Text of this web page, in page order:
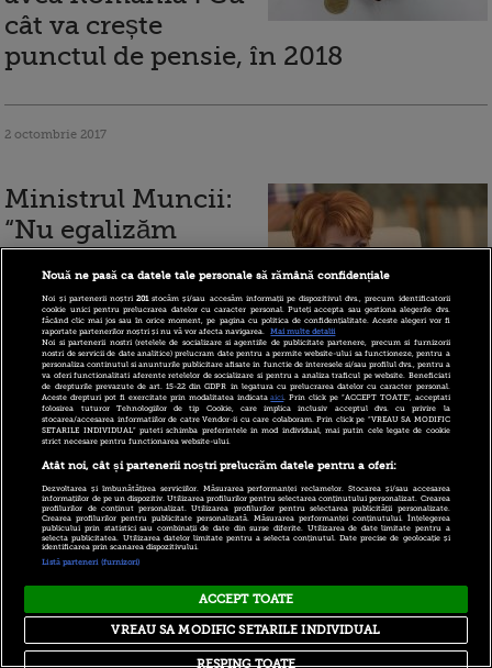
cât va crește
punctul de pensie, în 2018
2 octombrie 2017
Ministrul Muncii:
“Nu egalizăm
pensionare pentru
femei și bărbați, nu
avem același
standard de viață ca în Uniunea
Europeană”
23 august 2017
Ministrul Muncii
are trei variante de
modificare a legii
pensiilor. Femeile
Nouă ne pasă ca datele tale personale să rămână confidențiale
Noi și partenerii noștri201stocăm și/sau accesăm informații pe dispozitivul dvs., precum identificatorii
cookie unici pentru prelucrarea datelor cu caracter personal. Puteți accepta sau gestiona alegerile dvs.
făcând clic mai jos sau în orice moment, pe pagina cu politica de confidențialitate. Aceste alegeri vor fi
raportate partenerilor noștri și nu vă vor afecta navigarea.
Mai multe detalii
Noi si partenerii nostri (retelele de socializare si agentiile de publicitate partenere, precum si furnizorii
nostri de servicii de date analitice) prelucram date pentru a permite website-ului sa functioneze, pentru a
personaliza continutul si anunturile publicitare afisate in functie de interesele si/sau profilul dvs., pentru a
va oferi functionalitati aferente retelelor de socializare si pentru a analiza traficul pe website. Beneficiati
de drepturile prevazute de art. 15-22 din GDPR in legatura cu prelucrarea datelor cu caracter personal.
Aceste drepturi pot fi exercitate prin modalitatea indicataaici. Prin click pe “ACCEPT TOATE”, acceptati
folosirea tuturor Tehnologiilor de tip Cookie, care implica inclusiv acceptul dvs. cu privire la
stocarea/accesarea informatiilor de catre Vendor-ii cu care colaboram. Prin click pe “VREAU SA MODIFIC
SETARILE INDIVIDUAL” puteti schimba preferintele in mod individual, mai putin cele legate de cookie
strict necesare pentru functionarea website-ului.
Atât noi, cât și partenerii noștri prelucrăm datele pentru a oferi:
Dezvoltarea și îmbunătățirea serviciilor. Măsurarea performanței reclamelor. Stocarea și/sau accesarea
informațiilor de pe un dispozitiv. Utilizarea profilurilor pentru selectarea conținutului personalizat. Crearea
profilurilor de conținut personalizat. Utilizarea profilurilor pentru selectarea publicității personalizate.
Crearea profilurilor pentru publicitate personalizată. Măsurarea performanței conținutului. Înțelegerea
publicului prin statistici sau combinații de date din surse diferite. Utilizarea de date limitate pentru a
selecta publicitatea. Utilizarea datelor limitate pentru a selecta conținutul. Date precise de geolocație și
identificarea prin scanarea dispozitivului.
Listă parteneri (furnizori)
ACCEPT TOATE
RESPING TOATE
VREAU SA MODIFIC SETARILE INDIVIDUAL